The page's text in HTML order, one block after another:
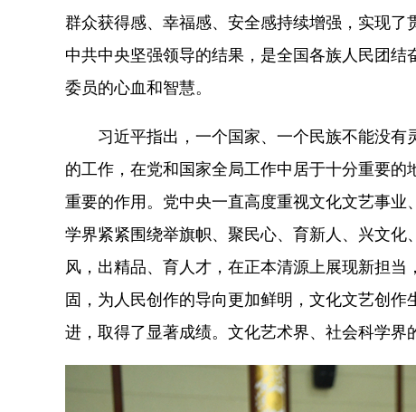
群众获得感、幸福感、安全感持续增强，实现
中共中央坚强领导的结果，是全国各族人民团
委员的心血和智慧。
习近平指出，一个国家、一个民族不能没有
的工作，在党和国家全局工作中居于十分重要
重要的作用。党中央一直高度重视文化文艺事
学界紧紧围绕举旗帜、聚民心、育新人、兴文
风，出精品、育人才，在正本清源上展现新担
固，为人民创作的导向更加鲜明，文化文艺创
进，取得了显著成绩。文化艺术界、社会科学界